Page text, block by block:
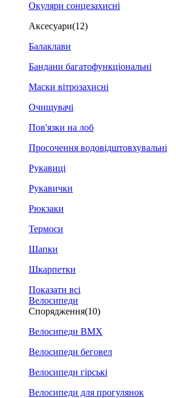
Окуляри сонцезахисні
Аксесуари(12)
Балаклави
Бандани багатофункціональні
Маски вітрозахисні
Очищувачі
Пов'язки на лоб
Просочення водовідштовхувальні
Рукавиці
Рукавички
Рюкзаки
Термоси
Шапки
Шкарпетки
Показати всі
Велосипеди
Спорядження(10)
Велосипеди BMX
Велосипеди беговел
Велосипеди гірські
Велосипеди для прогулянок